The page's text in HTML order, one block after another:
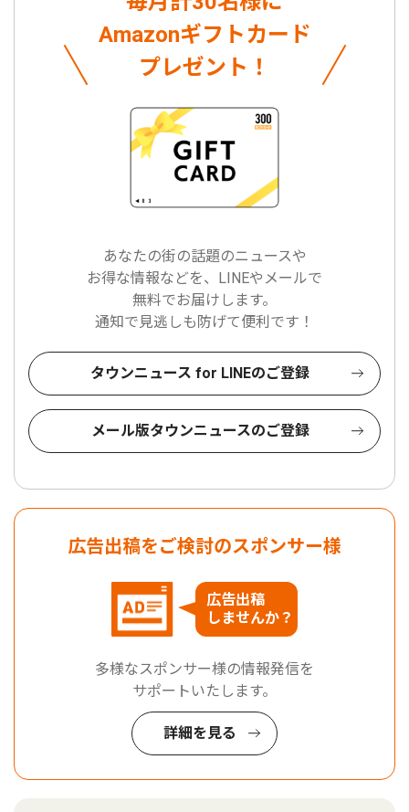
Amazonギフトカード
プレゼント！
あなたの街の話題のニュースや
お得な情報などを、LINEやメールで
無料でお届けします。
通知で見逃しも防げて便利です！
タウンニュース for LINEのご登録
メール版タウンニュースのご登録
広告出稿をご検討のスポンサー様
広告出稿
しませんか？
多様なスポンサー様の情報発信を
サポートいたします。
詳細を見る